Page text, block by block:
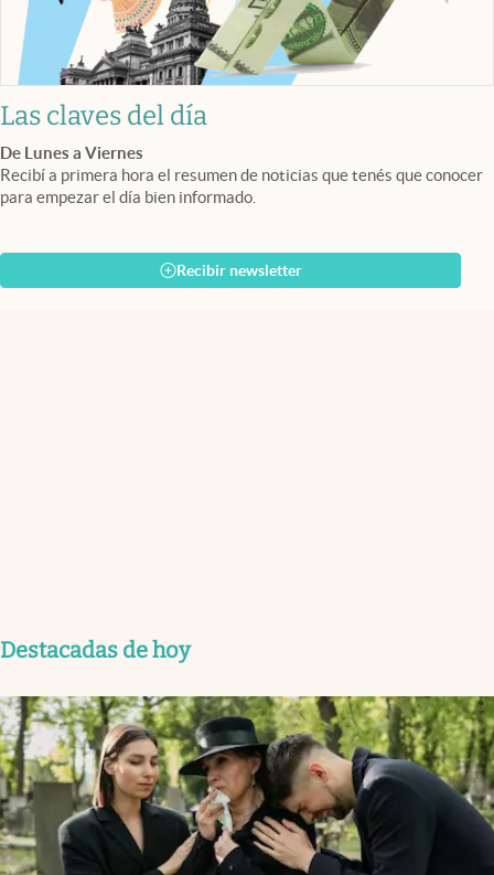
Las claves del día
De Lunes a Viernes
Recibí a primera hora el resumen de noticias que tenés que conocer
para empezar el día bien informado.
Recibir newsletter
Destacadas de hoy